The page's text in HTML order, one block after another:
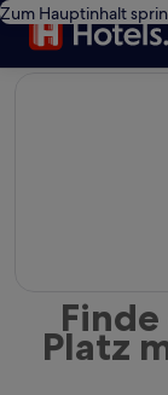
Zum Hauptinhalt
Platz